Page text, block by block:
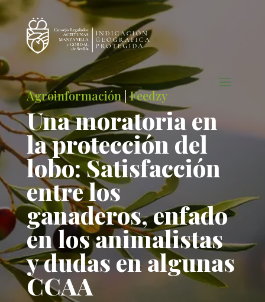
Agroinformación |Feedzy
Una moratoria en
la protección del
lobo: Satisfacción
entre los
ganaderos, enfado
en los animalistas
y dudas en algunas
CCAA